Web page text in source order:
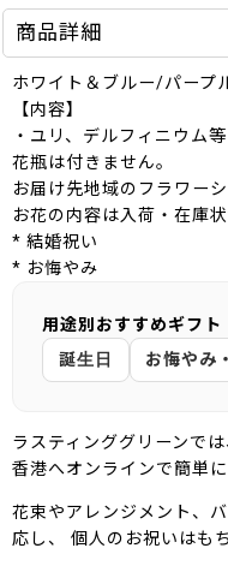
商品詳細
ホワイト＆ブルー/パープ
【内容】
・ユリ、デルフィニウム等
花瓶は付きません。
お届け先地域のフラワー
お花の内容は入荷・在庫
* 結婚祝い
* お悔やみ
用途別おすすめギフト
誕生日
お悔やみ
ラスティンググリーンで
香港へオンラインで簡単
花束やアレンジメント、
応し、 個人のお祝いはも